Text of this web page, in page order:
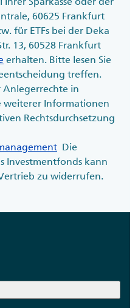
60625 Frankfurt
für ETFs bei der Deka
13, 60528 Frankfurt
erhalten. Bitte lesen Sie
treffen.
Anlegerrechte in
weiterer Informationen
Rechtsdurchsetzung
Die
Investmentfonds kann
zu widerrufen.